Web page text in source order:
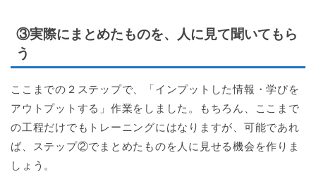
③実際にまとめたものを、人に見て聞いてもら
う
ここまでの２ステップで、「インプットした情報・学びを
アウトプットする」作業をしました。もちろん、ここまで
の工程だけでもトレーニングにはなりますが、可能であれ
ば、ステップ②でまとめたものを人に見せる機会を作りま
しょう。